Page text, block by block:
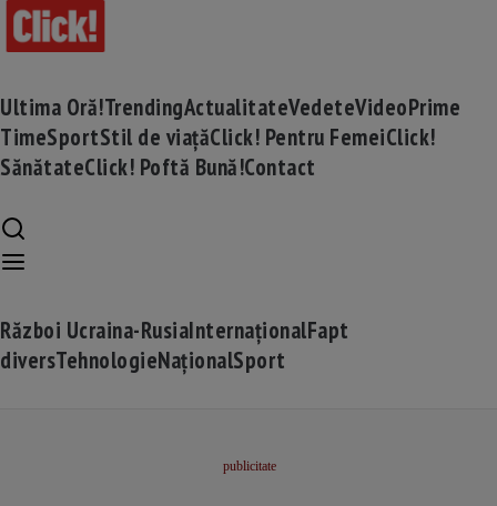
Ultima Oră!TrendingActualitateVedeteVideoPrime
TimeSportStil de viațăClick! Pentru FemeiClick!
SănătateClick! Poftă Bună!Contact
Război Ucraina-RusiaInternaționalFapt
diversTehnologieNaționalSport